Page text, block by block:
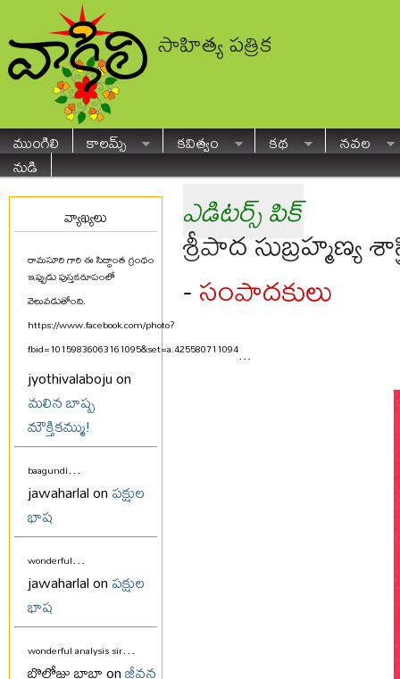
సాహిత్య పత్రిక
ముంగిలి కాలమ్స్ కవిత్వం కథ
నవల
నుడి
వ్యాఖ్యలు
రామసూరి గారి ఈ సిద్ధాంత గ్రంథం
ఇప్పుడు పుస్తకరూపంలో
వెలువడుతోంది.
https://www.facebook.com/photo?
fbid=10159836063161095&set=a.425580711094...
jyothivalaboju on
మలిన బాష్ప
మౌక్తికమ్ము!
baagundi...
jawaharlal onపక్షుల
భాష
wonderful...
jawaharlal onపక్షుల
భాష
wonderful analysis sir...
బొల్లోజు బాబా onజీవన
ఎడిటర్స్ పిక్
శ్రీపాద సుబ్రహ్మణ్య
-సంపాదకులు